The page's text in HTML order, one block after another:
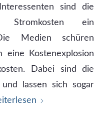
sind die
Stromkosten ein
Medien schüren
eine Kostenexplosion
Dabei sind die
lassen sich sogar